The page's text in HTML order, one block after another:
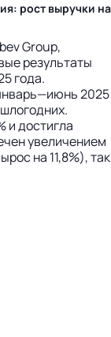
рост выручки на
Group,
результаты
года.
2025
и достигла
увеличением
на 11,8%), так